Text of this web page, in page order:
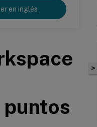
en inglés
>